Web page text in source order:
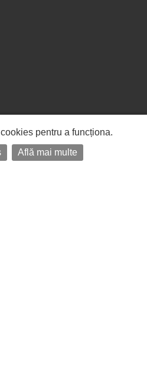
pentru a funcționa.
Află mai multe